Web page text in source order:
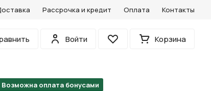
Рассрочка и кредит Оплата Контакты
Войти
Избранное Корзина
Возможна оплата бонусами